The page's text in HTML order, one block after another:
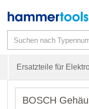
Ersatzteile für
BOSCH